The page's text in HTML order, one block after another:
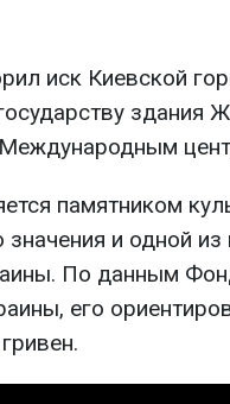
иск Киевской
здания
памятником
значения и одной
По данным
его